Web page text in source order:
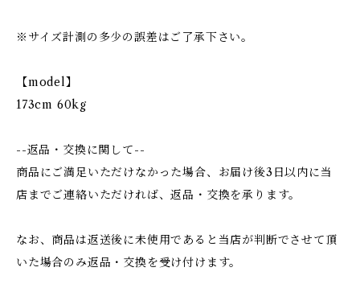
※サイズ計測の多少の誤差はご了承下さい。
【model】
173cm 60kg
--返品・交換に関して--
商品にご満足いただけなかった場合、お届け後3日以内に当
店までご連絡いただければ、返品・交換を承ります。
なお、商品は返送後に未使用であると当店が判断でさせて頂
いた場合のみ返品・交換を受け付けます。